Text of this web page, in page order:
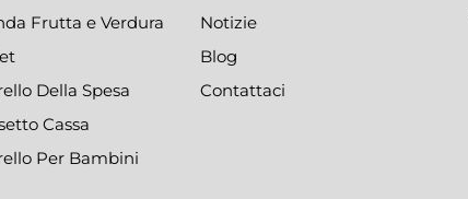
Frutta e Verdura
Della Spesa
Cassa
Per Bambini
Notizie
Blog
Contattaci